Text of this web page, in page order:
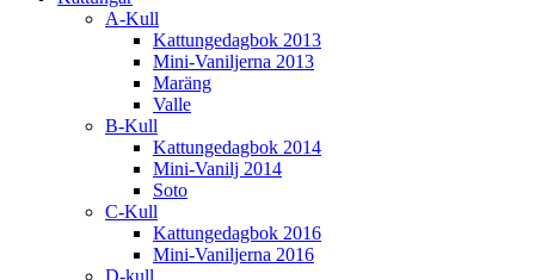
A-Kull
Kattungedagbok 2013
Mini-Vaniljerna 2013
Maräng
Valle
B-Kull
Kattungedagbok 2014
Mini-Vanilj 2014
Soto
C-Kull
Kattungedagbok 2016
Mini-Vaniljerna 2016
D-kull